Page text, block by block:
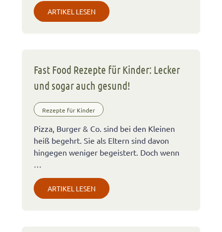
ARTIKEL LESEN
Fast Food Rezepte für Kinder: Lecker
und sogar auch gesund!
Rezepte für Kinder
Pizza, Burger & Co. sind bei den Kleinen
heiß begehrt. Sie als Eltern sind davon
hingegen weniger begeistert. Doch wenn
ARTIKEL LESEN